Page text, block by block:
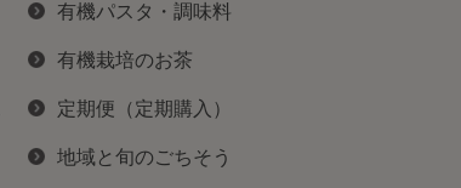
有機パスタ・調味料
有機栽培のお茶
定期便（定期購入）
地域と旬のごちそう